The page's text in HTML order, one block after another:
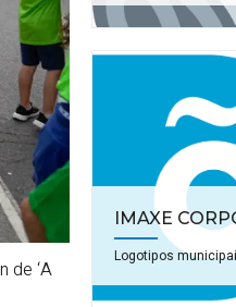
de ‘A
IMAXE
Logotipos